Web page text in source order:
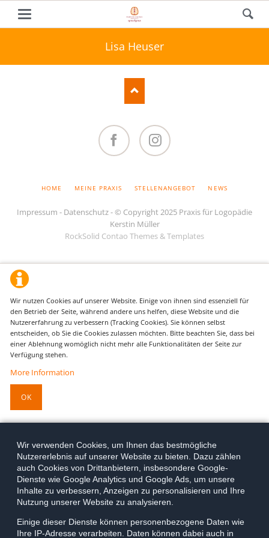
Lisa Heuser
HOME MEINE PRAXIS STELLENANGEBOT NEWS
Impressum - Datenschutz- © Copyright 2025 Praxis für Logopädie
Kerstin Müller
RockSolid Contao Themes & Templates
Wir nutzen Cookies auf unserer Website. Einige von ihnen sind essenziell für
den Betrieb der Seite, während andere uns helfen, diese Website und die
Nutzererfahrung zu verbessern (Tracking Cookies). Sie können selbst
entscheiden, ob Sie die Cookies zulassen möchten. Bitte beachten Sie, dass bei
einer Ablehnung womöglich nicht mehr alle Funktionalitäten der Seite zur
Verfügung stehen.
More Information
OK
Wir verwenden Cookies, um Ihnen das bestmögliche
Nutzererlebnis auf unserer Website zu bieten. Dazu zählen
auch Cookies von Drittanbietern, insbesondere Google-
Dienste wie Google Analytics und Google Ads, um unsere
Inhalte zu verbessern, Anzeigen zu personalisieren und Ihre
Nutzung unserer Website zu analysieren.
Einige dieser Dienste können personenbezogene Daten wie
Ihre IP-Adresse verarbeiten. Daten können dabei auch in